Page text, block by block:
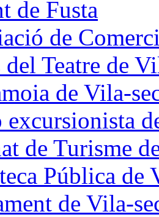
de Fusta
de
Teatre de
de Vila-
excursionista
de Turisme
Pública de
de Vila-